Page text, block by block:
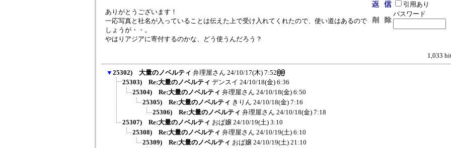
ありがとうございます！
一応写真と社名が入っていることは伝えた上で受け入れてくれたので、使い道はあるので
しょうが・・。
やはりアジアに寄付するのかな、どう使うんだろう？
引用あり
パスワード
1,033
▼ 25302) 大量のノベルティ 弁理屋さん 24/10/17(木) 7:52
25303) Re:大量のノベルティ デンスイ 24/10/18(金) 6:36
25304) Re:大量のノベルティ 弁理屋さん 24/10/18(金) 6:50
25305) Re:大量のノベルティ きりん 24/10/18(金) 7:16
25306) Re:大量のノベルティ 弁理屋さん 24/10/18(金) 7:18
25307) Re:大量のノベルティ おば嬢 24/10/19(土) 3:10
25308) Re:大量のノベルティ 弁理屋さん 24/10/19(土) 6:10
25309) Re:大量のノベルティ おば嬢 24/10/19(土) 21:10